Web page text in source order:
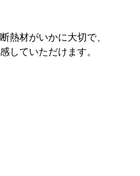
熱材がいかに大切で、
していただけます。